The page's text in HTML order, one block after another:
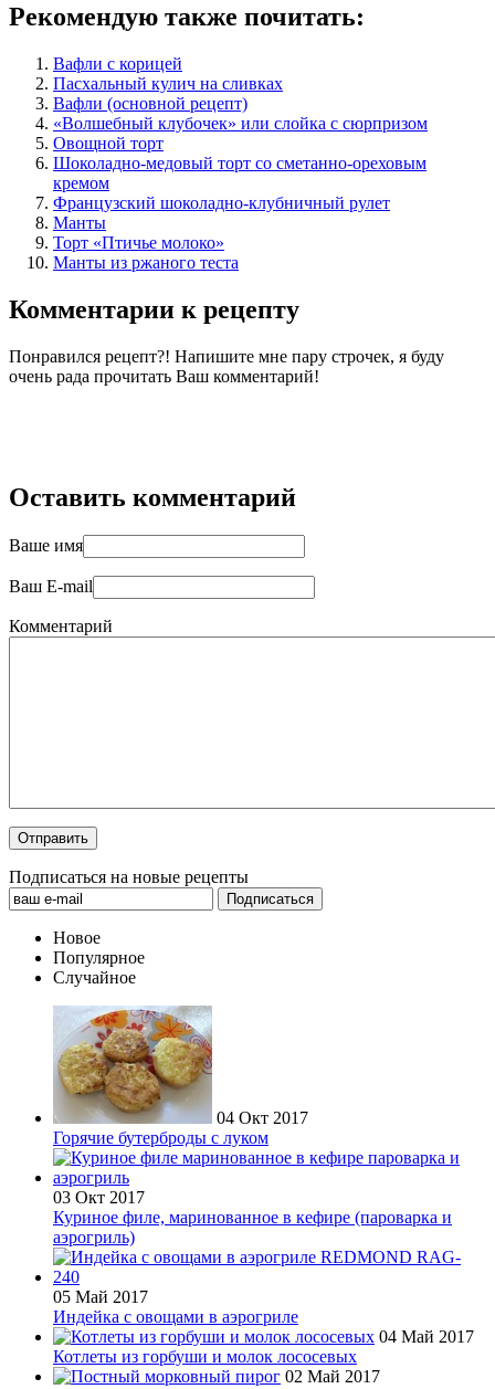
Рекомендую также почитать:
Вафли с корицей
Пасхальный кулич на сливках
Вафли (основной рецепт)
«Волшебный клубочек» или слойка с сюрпризом
Овощной торт
Шоколадно-медовый торт со сметанно-ореховым
кремом
Французский шоколадно-клубничный рулет
Манты
Торт «Птичье молоко»
Манты из ржаного теста
Комментарии к рецепту
Понравился рецепт?! Напишите мне пару строчек, я буду
очень рада прочитать Ваш комментарий!
Оставить комментарий
Ваше имя
Ваш E-mail
Комментарий
Подписаться на новые рецепты
Новое
Популярное
Случайное
04 Окт 2017
Горячие бутерброды с луком
03 Окт 2017
Куриное филе, маринованное в кефире (пароварка и
аэрогриль)
05 Май 2017
Индейка с овощами в аэрогриле
04 Май 2017
Котлеты из горбуши и молок лососевых
02 Май 2017